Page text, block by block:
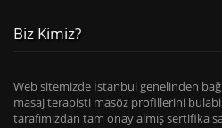
Biz Kimiz?
Web sitemizde İstanbul genelinden
masaj terapisti masöz profillerini
tarafımızdan tam onay almış sertifika